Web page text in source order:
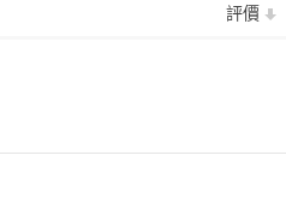
評價